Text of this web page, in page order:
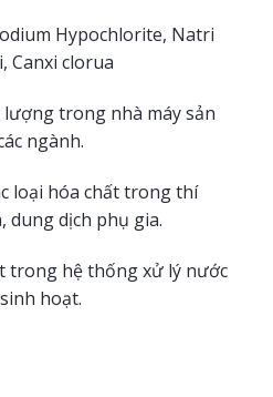
Hypochlorite, Natri
Canxi clorua
trong nhà máy sản
ngành.
loại hóa chất trong thí
dung dịch phụ gia.
trong hệ thống xử lý nước
hoạt.